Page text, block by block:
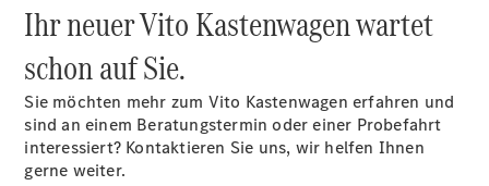
Nachfolgemodell
finden
Digitale
Extras für
Ihr neuer Vito Kastenwagen wartet
schon auf Sie.
Sie möchten mehr zum Vito Kastenwagen erfahren und
sind an einem Beratungstermin oder einer Probefahrt
interessiert? Kontaktieren Sie uns, wir helfen Ihnen
gerne weiter.